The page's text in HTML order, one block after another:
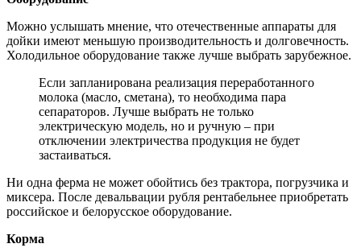
Можно услышать мнение, что отечественные аппараты для
дойки имеют меньшую производительность и долговечность.
Холодильное оборудование также лучше выбрать зарубежное.
Если запланирована реализация переработанного
молока (масло, сметана), то необходима пара
сепараторов. Лучше выбрать не только
электрическую модель, но и ручную – при
отключении электричества продукция не будет
застаиваться.
Ни одна ферма не может обойтись без трактора, погрузчика и
миксера. После девальвации рубля рентабельнее приобретать
российское и белорусское оборудование.
Корма